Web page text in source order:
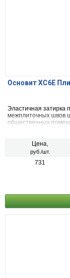
Основит ХС6Е
Эластичная затирка
межплиточных швов
общественных
Цена,
руб./шт.
731